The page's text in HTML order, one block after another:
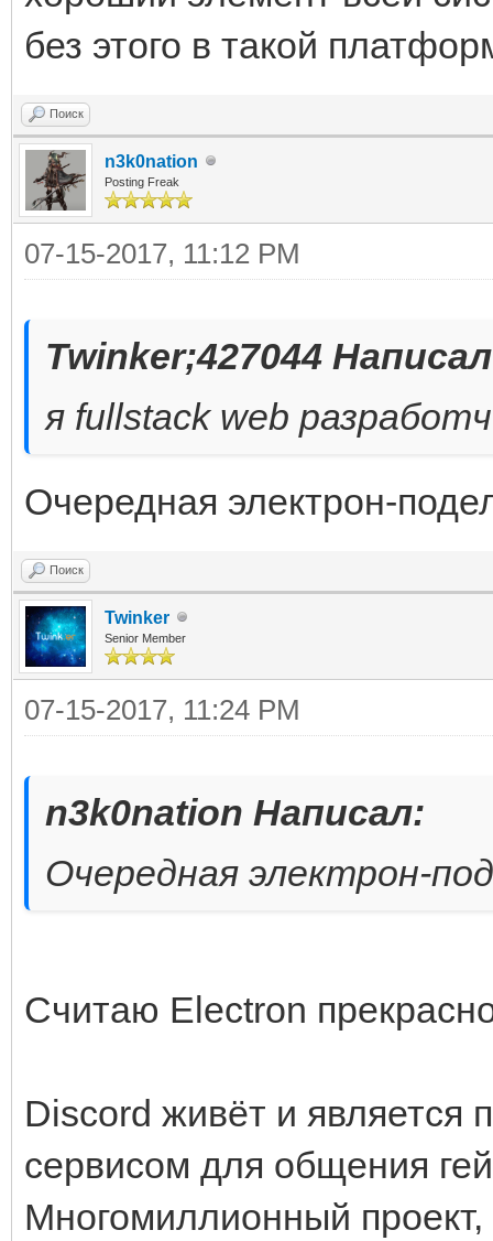
без этого в такой
Поиск
n3k0nation
Posting Freak
07-15-2017, 11:12 PM
Twinker;427044
я fullstack web
Очередная электрон-
Поиск
Twinker
Senior Member
07-15-2017, 11:24 PM
n3k0nation Написал:
Очередная электрон-
Считаю Electron
Discord живёт и является
сервисом для общения
Многомиллионный